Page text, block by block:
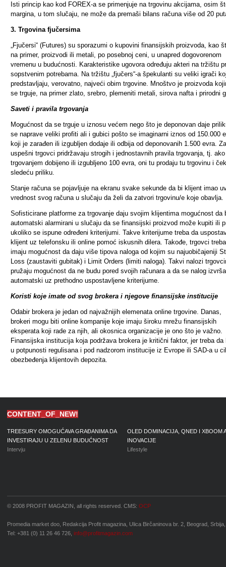
Isti princip kao kod FOREX-a se primenjuje na trgovinu akcijama, osim
margina, u tom slučaju, ne može da premaši bilans računa više od 20
3. Trgovina fjučersima
„Fjučersi“ (Futures) su sporazumi o kupovini finansijskih proizvoda, kao
na primer, proizvodi ili metali, po posebnoj ceni, u unapred dogovorenom
vremenu u budućnosti. Karakteristike ugovora određuju akteri na tržištu
sopstvenim potrebama. Na tržištu „fjučers“-a špekulanti su veliki igrači
predstavljaju, verovatno, najveći obim trgovine. Mnoštvo je proizvoda
se trguje, na primer zlato, srebro, plemeniti metali, sirova nafta i prirodni
Saveti i pravila trgovanja
Mogućnost da se trguje u iznosu većem nego što je deponovan daje
se naprave veliki profiti ali i gubici pošto se imaginarni iznos od 150.000
koji je zarađen ili izgubljen dodaje ili odbija od deponovanih 1.500 evra.
uspešni trgovci pridržavaju strogih i jednostavnih pravila trgovanja, tj.
trgovanjem dobijeno ili izgubljeno 100 evra, oni tu prodaju tu trgovinu i
sledeću priliku.
Stanje računa se pojavljuje na ekranu svake sekunde da bi klijent imao
vrednost svog računa u slučaju da želi da zatvori trgovinu/e koje obavlja.
Sofisticirane platforme za trgovanje daju svojim klijentima mogućnost da
automatski alarmirani u slučaju da se finansijski proizvod može kupiti ili
ukoliko se ispune određeni kriterijumi. Takve kriterijume treba da
klijent uz telefonsku ili online pomoć iskusnih dilera. Takođe, trgovci
imaju mogućnost da daju više tipova naloga od kojim su najuobičajeniji
Loss (zaustaviti gubitak) i Limit Orders (limiti naloga). Takvi nalozi
pružaju mogućnost da ne budu pored svojih računara a da se nalog
automatski uz prethodno uspostavljene kriterijume.
Koristi koje imate od svog brokera i njegove finansijske institucije
Odabir brokera je jedan od najvažnijih elemenata online trgovine. Danas,
brokeri mogu biti online kompanije koje imaju široku mrežu finansijskih
eksperata koji rade za njih, ali okosnica organizacije je ono što je važno.
Finansijska institucija koja podržava brokera je kritični faktor, jer treba da
u potpunosti regulisana i pod nadzorom institucije iz Evrope ili SAD-a u
obezbeđenja klijentovih depozita.
CONTENT_OF_NEW!
TREESURY OMOGUĆAVA GRAĐANIMA DA
INVESTIRAJU U ZELENU BUDUĆNOST
Intervju
OLED DOMINACIJA, QNED I XBOOM
INOVACIJE
Lifestyle
© 2008 PROFIT MAGAZIN, all rights reserved. CMS: OCP
Promedia market doo, Redakcija Profit magazina, Ulica Birčaninova br. 2, Beograd, Srbija,
Tel: +381 (0) 11 26 46 726, info@profitmagazin.com